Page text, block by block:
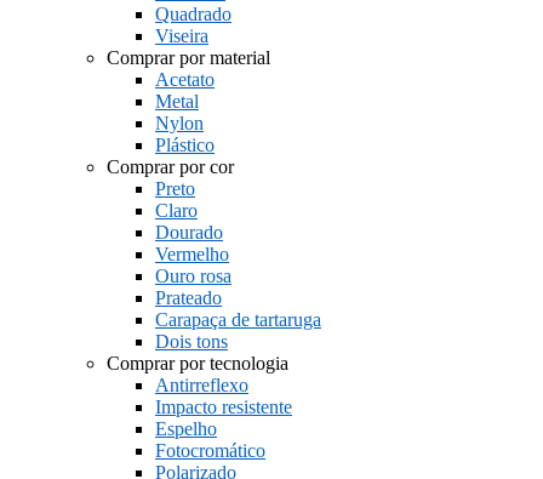
Quadrado
Viseira
Comprar por material
Acetato
Metal
Nylon
Plástico
Comprar por cor
Preto
Claro
Dourado
Vermelho
Ouro rosa
Prateado
Carapaça de tartaruga
Dois tons
Comprar por tecnologia
Antirreflexo
Impacto resistente
Espelho
Fotocromático
Polarizado